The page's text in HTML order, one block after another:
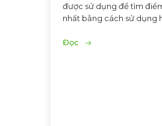
được sử dụng để tìm
nhất bằng cách sử dụng
Đọc